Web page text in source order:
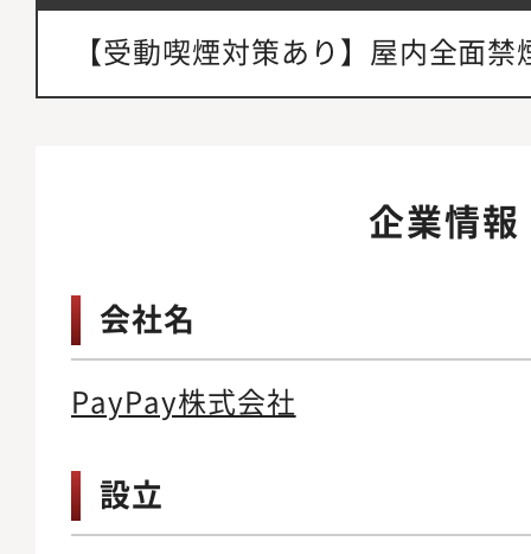
【受動喫煙対策あり】屋内全面禁
企業情報
会社名
PayPay株式会社
設立